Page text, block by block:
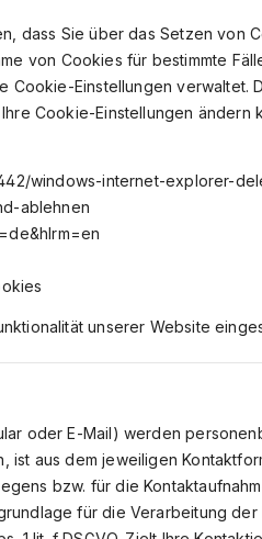
dass Sie über das Setzen von
von Cookies für bestimmte
Einstellungen verwaltet.
Cookie-Einstellungen ändern
windows-internet-explorer-
ablehnen
unserer Website
oder E-Mail) werden
aus dem jeweiligen
bzw. für die
für die Verarbeitung